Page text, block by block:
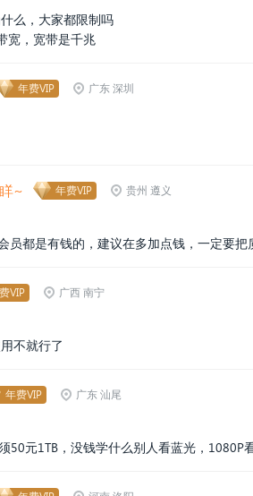
么，大家都限制吗
宽，宽带是千兆
年费VIP 广东 深圳
~ 年费VIP 贵州 遵义
员都是有钱的，建议在多加点钱，一定要把
VIP 广西 南宁
不就行了
年费VIP 广东 汕尾
50元1TB，没钱学什么别人看蓝光，